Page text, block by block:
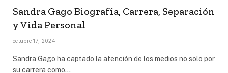
Sandra Gago Biografía, Carrera, Separación
y Vida Personal
octubre 17, 2024
Sandra Gago ha captado la atención de los medios no solo por
su carrera como…